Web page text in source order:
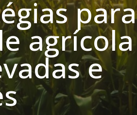
para
agrícola
e